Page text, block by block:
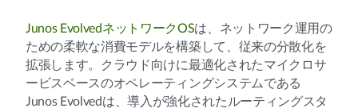
Junos EvolvedネットワークOSは、ネットワーク運用の
ための柔軟な消費モデルを構築して、従来の分散化を
拡張します。クラウド向けに最適化されたマイクロサ
ービスベースのオペレーティングシステムである
Junos Evolvedは、導入が強化されたルーティングスタ